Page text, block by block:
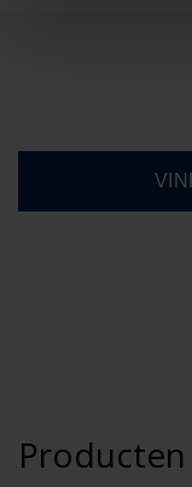
Producten